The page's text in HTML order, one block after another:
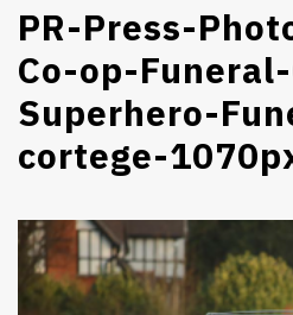
PR-Press-
Co-op-
Superhero-
cortege-